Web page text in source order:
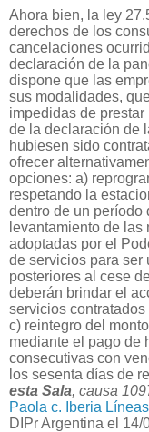
Ahora bien, la ley
derechos de los
cancelaciones
declaración de la
dispone que las
sus modalidades,
impedidas de
de la declaración de
hubiesen sido
ofrecer
opciones: a)
respetando la
dentro de un período
levantamiento de
adoptadas por el
de servicios para ser
posteriores al cese
deberán brindar el
servicios
c) reintegro del
mediante el pago de
consecutivas con
los sesenta días de
esta Sala, causa
Paola c. Iberia
DIPr Argentina el 14/